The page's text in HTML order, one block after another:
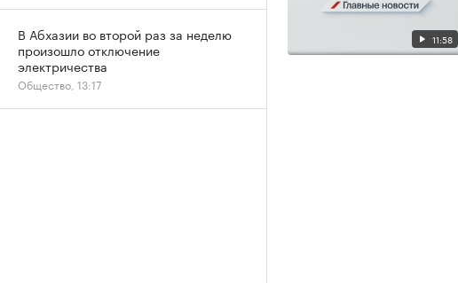
11:58
В Абхазии во второй раз за неделю
произошло отключение
электричества
Общество, 13:17